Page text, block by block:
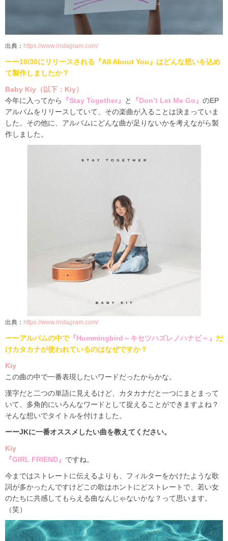
出典： https://www.instagram.com/
ーー10/30にリリースされる『All About You 』はどんな想いを込め
て製作しましたか？
Baby Kiy （以下： Kiy）
今年に入ってから
『Stay Together 』 と 『Don’t Let Me Go 』 のEP
アルバムを リリースしていて、 その楽曲が入ることは決まっていま
した。その他に、アルバムにどんな曲が足りないかを考えながら製
作しました。
出典： https://www.instagram.com/
ーーアルバムの中で『Hummingbird ～キセツハズレノハナビ～』 だ
けカタカナが使われているのはなぜですか？
Kiy
この曲の中で一番表現したいワードだったからかな。
漢字だと二つの単語に見えるけど、カタカナだと一つにまとまって
いて、多角的にいろんなワードとして捉えることができますよね？
そんな想いでタイトルを付けました。
ーーJKに一番オススメしたい曲を教えてください。
Kiy
『GIRL FRIEND』 ですね。
今まではストレートに伝えるよりも、フィルターをかけたような歌
詞が多かったんですけどこの歌はホントにどストレートで、若い女
のたちに共感してもらえる曲なんじゃないかな？って思います。
（笑）